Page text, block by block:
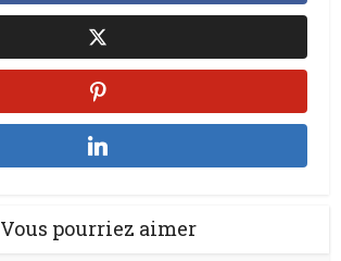
Vous pourriez aimer